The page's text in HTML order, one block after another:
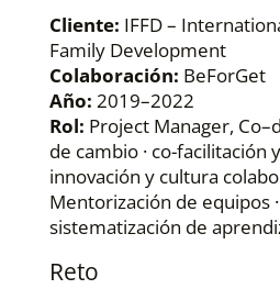
Cliente: IFFD –
Family Development
Colaboración: BeForGet
Año: 2019–2022
Rol: Project Manager,
de cambio · co-facilitación
innovación y cultura
Mentorización de equipos
sistematización de
Reto